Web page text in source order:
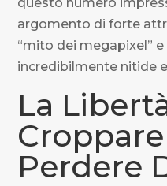
argomento di forte
“mito dei megapixel”
incredibilmente nitide
La
Perdere